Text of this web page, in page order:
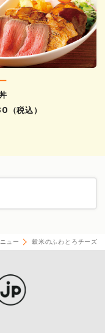
（税込）
ュー 穀米のふわとろチーズ